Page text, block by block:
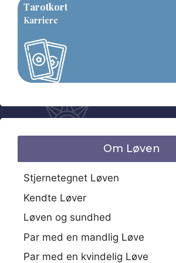
Tarotkort
Karriere
Om Løven
Stjernetegnet Løven
Kendte Løver
Løven og sundhed
Par med en mandlig Løve
Par med en kvindelig Løve